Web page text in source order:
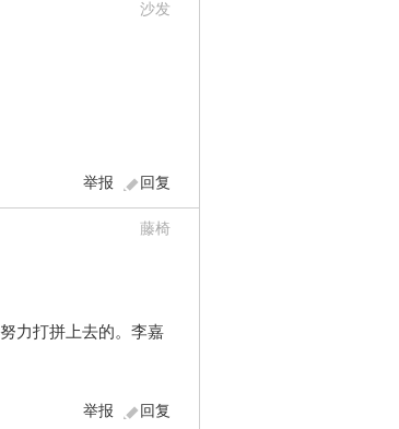
沙发
回复
举报
藤椅
力打拼上去的。李嘉
回复
举报